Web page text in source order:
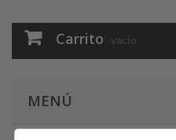
Carrito vacío
MENÚ